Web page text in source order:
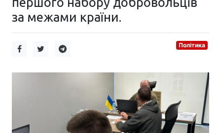
за межами країни.
Політика